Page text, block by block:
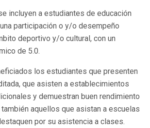
incluyen a estudiantes de educación
participación o y/o desempeño
deportivo y/o cultural, con un
de 5.0.
los estudiantes que presenten
que asisten a establecimientos
y demuestran buen rendimiento
aquellos que asistan a escuelas
por su asistencia a clases.